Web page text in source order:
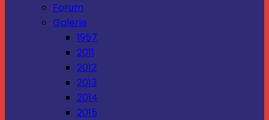
Forum
Galerie
1957
2011
2012
2013
2014
2015